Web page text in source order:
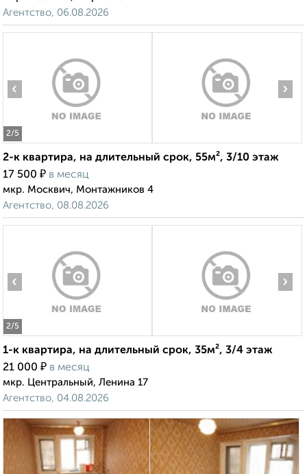
Агентство, 06.08.2026
2/5
‹ ›
2-к квартира, на длительный срок, 55м², 3/10 этаж
17 500 ₽ в месяц
мкр. Москвич, Монтажников 4
Агентство, 08.08.2026
2/5
‹ ›
1-к квартира, на длительный срок, 35м², 3/4 этаж
21 000 ₽ в месяц
мкр. Центральный, Ленина 17
Агентство, 04.08.2026